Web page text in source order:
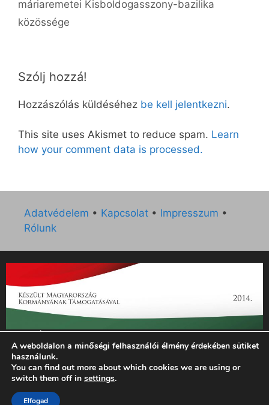
máriaremetei Kisboldogasszony-bazilika
közössége
Szólj hozzá!
Hozzászólás küldéséhez be kell jelentkezni.
This site uses Akismet to reduce spam. Learn
how your comment data is processed.
Adatvédelem • Kapcsolat • Impresszum •
Rólunk
„Az Új Ember katolikus hetilap 2014. évi működésének
támogatását az EGYH-KCP-14-P-0121 sz. támogatási
szerződés keretében 3 000 000 Ft összegben támogatta az
Emberi Erőforrások Minisztériuma.”
© 2026 Magyar Kurír - Új Ember
A weboldalon a minőségi felhasználói élmény érdekében sütiket
használunk.
You can find out more about which cookies we are using or
switch them off in settings.
Elfogad